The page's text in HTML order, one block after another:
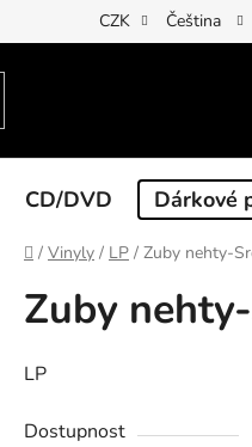
CZK Čeština
CD/DVD Dárkové
Domů
/ Vinyly / LP / Zuby nehty-
Zuby
LP
Dostupnost